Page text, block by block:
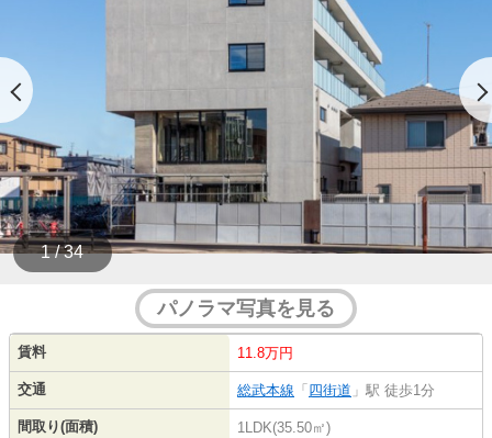
1 / 34
パノラマ写真を見る
賃料 11.8万円
交通 総武本線 「 四街道 」駅 徒歩1分
間取り(面積) 1LDK(35.50㎡)